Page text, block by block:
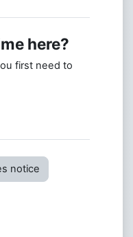
here?
first need to
notice